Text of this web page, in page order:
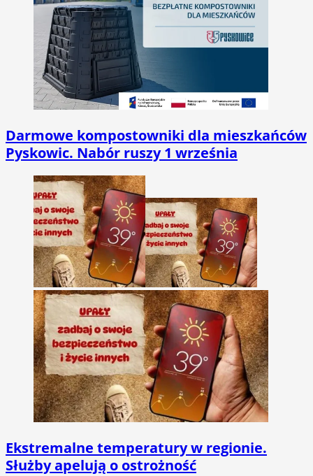
Darmowe kompostowniki dla mieszkańców
Pyskowic. Nabór ruszy 1 września
Ekstremalne temperatury w regionie.
Służby apelują o ostrożność